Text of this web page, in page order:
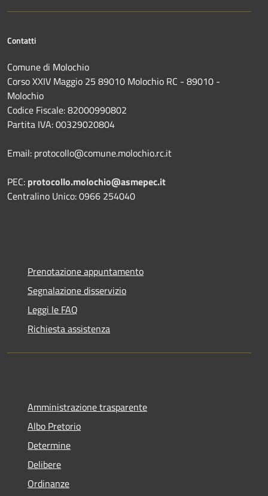
Contatti
Comune di Molochio
Corso XXIV Maggio 25 89010 Molochio RC - 89010 -
Molochio
Codice Fiscale: 82000990802
Partita IVA: 00329020804
Email: protocollo@comune.molochio.rc.it
PEC: protocollo.molochio@asmepec.it
Centralino Unico: 0966 254040
Prenotazione appuntamento
Segnalazione disservizio
Leggi le FAQ
Richiesta assistenza
Amministrazione trasparente
Albo Pretorio
Determine
Delibere
Ordinanze